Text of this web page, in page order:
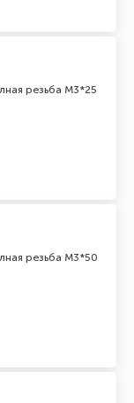
резьба М3*25
резьба М3*50